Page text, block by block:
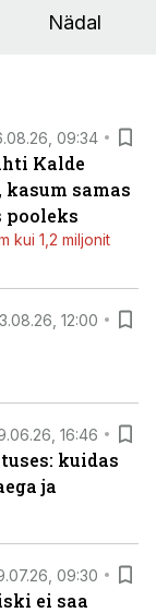
Nädal
09:34
Kalde
samas
pooleks
kui 1,2 miljonit
12:00
16:46
kuidas
ja
09:30
ei saa